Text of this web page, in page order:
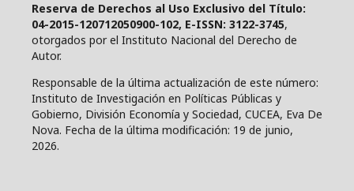
Reserva de Derechos al Uso Exclusivo del Título:
04-2015-120712050900-102, E-ISSN: 3122-3745,
otorgados por el Instituto Nacional del Derecho de
Autor.
Responsable de la última actualización de este número:
Instituto de Investigación en Políticas Públicas y
Gobierno, División Economía y Sociedad, CUCEA, Eva De
Nova. Fecha de la última modificación: 19 de junio,
2026.